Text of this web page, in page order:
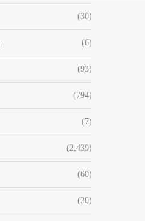
(30)
(6)
(93)
(794)
(7)
(2,439)
(60)
(20)